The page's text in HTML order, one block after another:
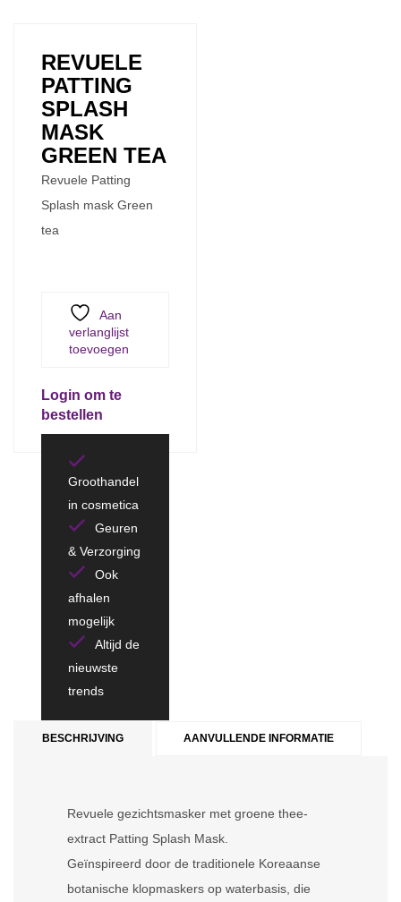
REVUELE
PATTING
SPLASH
MASK
GREEN TEA
Revuele Patting
Splash mask Green
tea
Aan
verlanglijst
toevoegen
Login om te
bestellen
Groothandel
in cosmetica
Geuren
& Verzorging
Ook
afhalen
mogelijk
Altijd de
nieuwste
trends
BESCHRIJVING AANVULLENDE INFORMATIE
Revuele gezichtsmasker met groene thee-
extract Patting Splash Mask.
Geïnspireerd door de traditionele Koreaanse
botanische klopmaskers op waterbasis, die